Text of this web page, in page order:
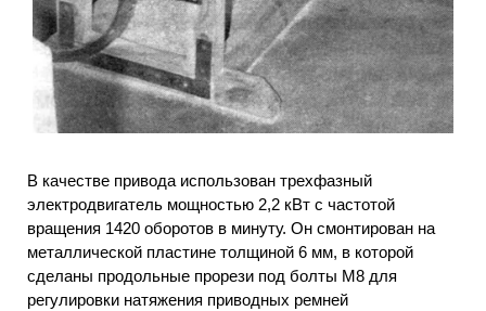
В качестве привода использован трехфазный
электродвигатель мощностью 2,2 кВт с частотой
вращения 1420 оборотов в минуту. Он смонтирован на
металлической пластине толщиной 6 мм, в которой
сделаны продольные прорези под болты М8 для
регулировки натяжения приводных ремней